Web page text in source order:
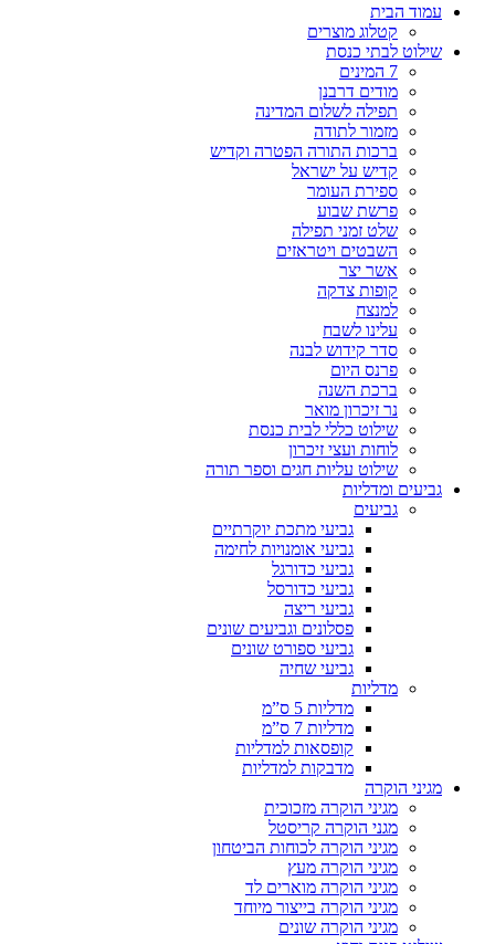
עמוד הבית
קטלוג מוצרים
שילוט לבתי כנסת
7 המינים
מודים דרבנן
תפילה לשלום המדינה
מזמור לתודה
ברכות התורה הפטרה וקדיש
קדיש על ישראל
ספירת העומר
פרשת שבוע
שלט זמני תפילה
השבטים ויטראזים
אשר יצר
קופות צדקה
למנצח
עלינו לשבח
סדר קידוש לבנה
פרנס היום
ברכת השנה
נר זיכרון מואר
שילוט כללי לבית כנסת
לוחות ועצי זיכרון
שילוט עליות חגים וספר תורה
גביעים ומדליות
גביעים
גביעי מתכת יוקרתיים
גביעי אומנויות לחימה
גביעי כדורגל
גביעי כדורסל
גביעי ריצה
פסלונים וגביעים שונים
גביעי ספורט שונים
גביעי שחיה
מדליות
מדליות 5 ס”מ
מדליות 7 ס”מ
קופסאות למדליות
מדבקות למדליות
מגיני הוקרה
מגיני הוקרה מזכוכית
מגני הוקרה קריסטל
מגיני הוקרה לכוחות הביטחון
מגיני הוקרה מעץ
מגיני הוקרה מוארים לד
מגיני הוקרה בייצור מיוחד
מגיני הוקרה שונים